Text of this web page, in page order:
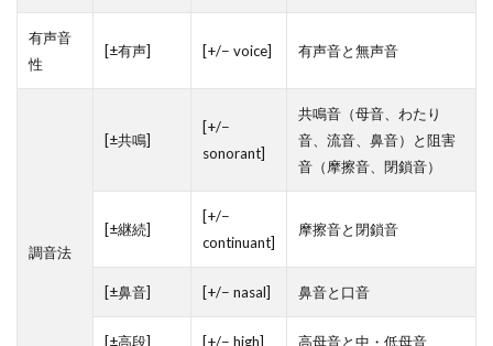
有声音
性
[±有声] [+/− voice] 有声音と無声音
調音法
[±共鳴]
[+/−
sonorant]
共鳴音（母音、わたり
音、流音、鼻音）と阻害
音（摩擦音、閉鎖音）
[±継続]
[+/−
continuant]
摩擦音と閉鎖音
[±鼻音] [+/− nasal] 鼻音と口音
[±高段] [+/− high] 高母音と中・低母音